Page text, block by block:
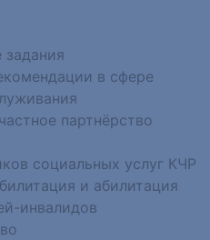
задания
в сфере
партнёрство
социальных услуг КЧР
и абилитация
инвалидов